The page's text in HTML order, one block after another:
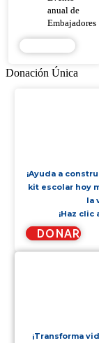
anual de
Embajadores
DONAR
Donación Única
¡Ayuda a
kit escolar hoy
la
¡Haz
DONAR
¡Transforma